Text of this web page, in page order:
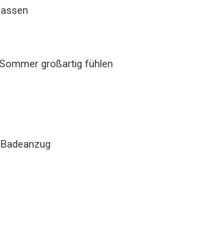
großartig fühlen